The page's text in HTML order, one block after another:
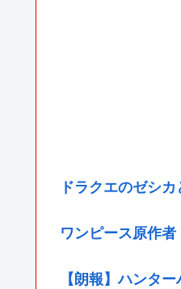
ドラクエのゼシ
ワンピース原作者
【朗報】ハンタ